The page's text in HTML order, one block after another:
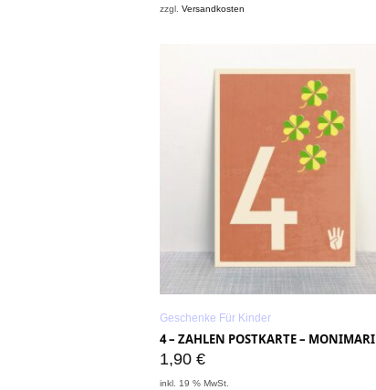
zzgl.Versandkosten
Geschenke Für Kinder
4 – ZAHLEN POSTKARTE – MONIMARI
1,90 €
inkl. 19 % MwSt.